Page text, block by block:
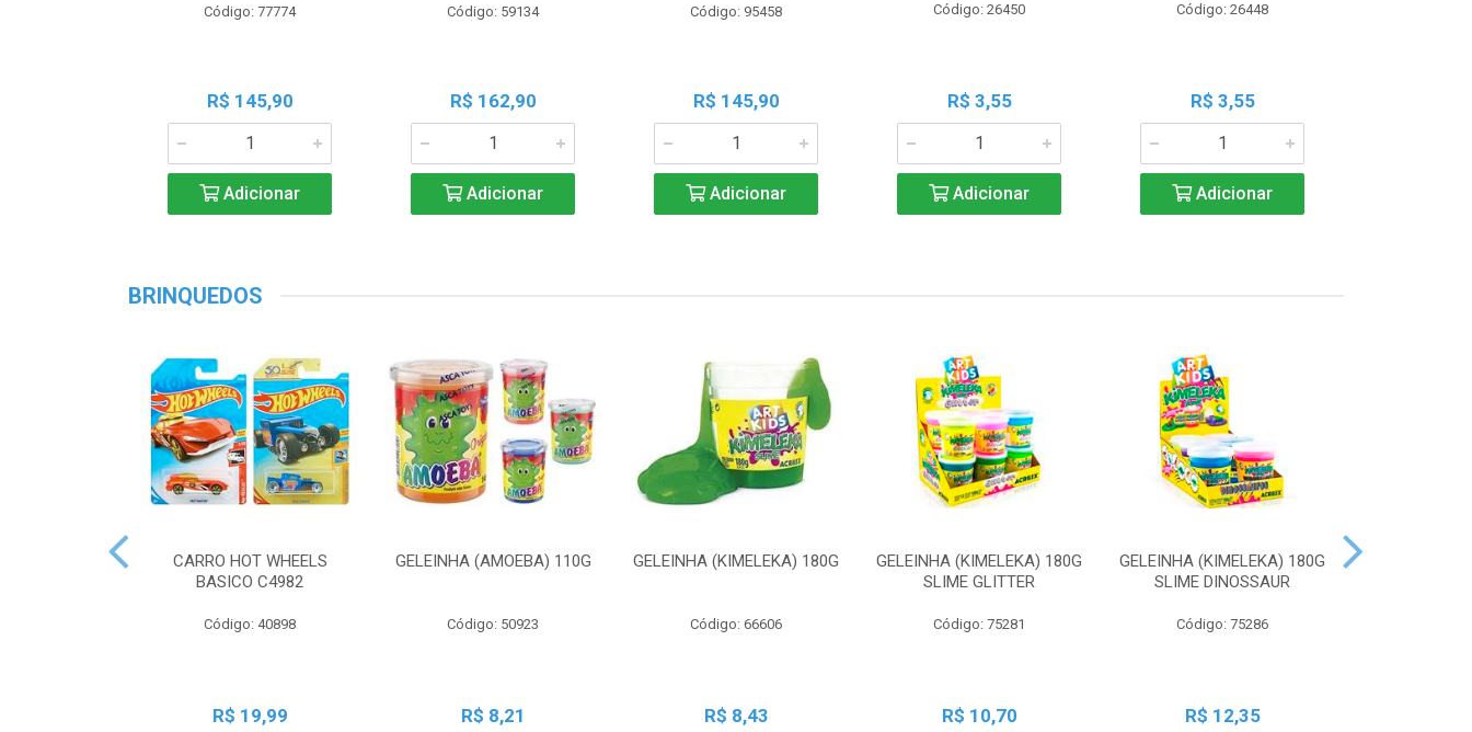
Código: 77774
R$ 145,90
Adicionar
Código: 59134
R$ 162,90
Adicionar
Código: 95458
R$ 145,90
Adicionar
Código: 26450
R$ 3,55
Adicionar
Código: 26448
R$ 3,55
Adicionar
BRINQUEDOS
CARRO HOT WHEELS
BASICO C4982
Código: 40898
R$ 19,99
GELEINHA (AMOEBA) 110G
Código: 50923
R$ 8,21
GELEINHA (KIMELEKA) 180G
Código: 66606
R$ 8,43
GELEINHA (KIMELEKA) 180G
SLIME GLITTER
Código: 75281
R$ 10,70
GELEINHA (KIMELEKA) 180G
SLIME DINOSSAUR
Código: 75286
R$ 12,35